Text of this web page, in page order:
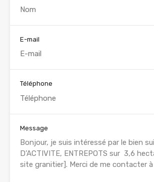
E-mail
Téléphone
Message